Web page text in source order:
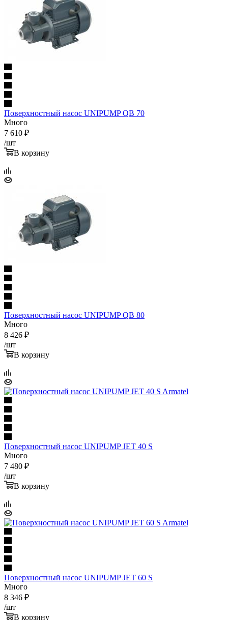
Поверхностный насос UNIPUMP QB 70
Много
7 610 ₽
/шт
В корзину
Поверхностный насос UNIPUMP QB 80
Много
8 426 ₽
/шт
В корзину
Поверхностный насос UNIPUMP JET 40 S
Много
7 480 ₽
/шт
В корзину
Поверхностный насос UNIPUMP JET 60 S
Много
8 346 ₽
/шт
В корзину